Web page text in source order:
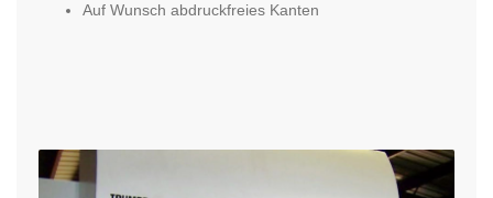
Auf Wunsch abdruckfreies Kanten